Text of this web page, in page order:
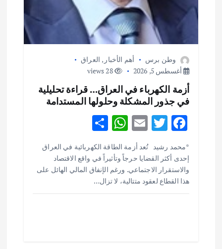
وطن برس أهم الأخبار , العراق
أغسطس 5, 2026
28 views
أزمة الكهرباء في العراق… قراءة تحليلية
في جذور المشكلة وحلولها المستدامة
F
e
b
o
T
w
it
te
r
E
m
ai
l
W
h
at
s
A
S
h
ar
e
*محمد رشيد تُعد أزمة الطاقة الكهربائية في العراق
إحدى أكثر القضايا حرجاً وتأثيراً في واقع الاقتصاد
والاستقرار الاجتماعي. ورغم الإنفاق المالي الهائل على
هذا القطاع لعقود متتالية، لا تزال…
ثقافة وفنون
اختتام ورشة السينوغرافيا في مدينة كلباء الاماراتية
أغسطس 3, 2026